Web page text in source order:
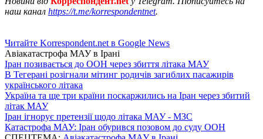
наш канал https://t.me/korrespondentnet.
Читайте Korrespondent.net в Google News
Авіакатастрофа МАУ в Ірані
Іран позивається до ООН через збиття літака МАУ
В Тегерані розігнали мітинг родичів загиблих пасажирів
українського літака
Україна та ще три країни поскаржились на Іран через збитий
літак МАУ
Іран ігнорує претензії щодо літака МАУ - МЗС
Катастрофа МАУ: Іран обурився позовом до суду ООН